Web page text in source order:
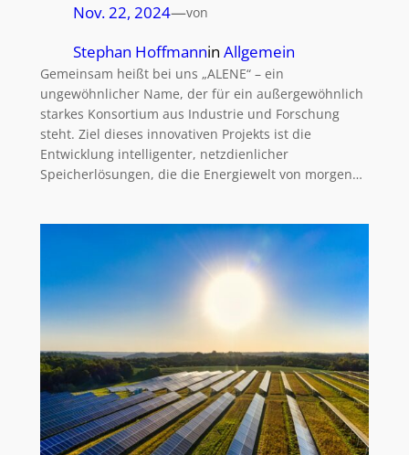
Nov. 22, 2024—von
Stephan Hoffmannin Allgemein
Gemeinsam heißt bei uns „ALENE“ – ein
ungewöhnlicher Name, der für ein außergewöhnlich
starkes Konsortium aus Industrie und Forschung
steht. Ziel dieses innovativen Projekts ist die
Entwicklung intelligenter, netzdienlicher
Speicherlösungen, die die Energiewelt von morgen…